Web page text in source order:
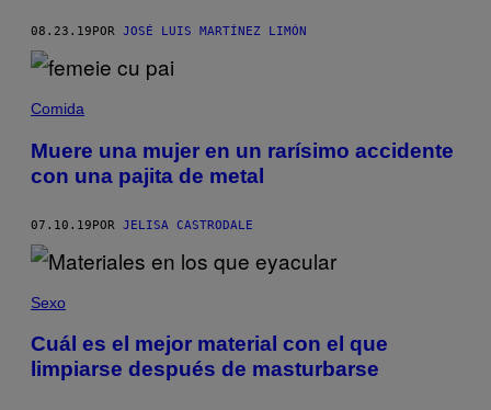
08.23.19POR JOSÉ LUIS MARTÍNEZ LIMÓN
Comida
Muere una mujer en un rarísimo accidente
con una pajita de metal
07.10.19POR JELISA CASTRODALE
Sexo
Cuál es el mejor material con el que
limpiarse después de masturbarse